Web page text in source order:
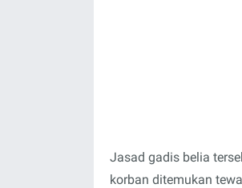
Jasad gadis belia
korban ditemukan